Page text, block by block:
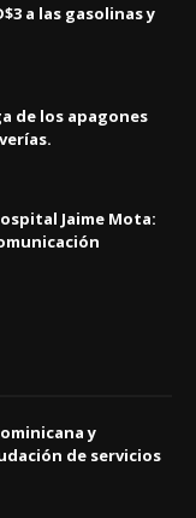
a las gasolinas y
de los apagones
Jaime Mota:
y
de servicios